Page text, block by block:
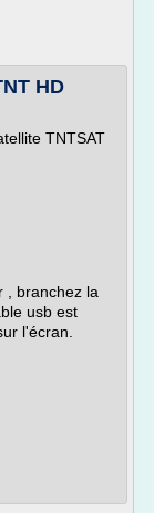
HD
TNTSAT
, branchez la
usb est
l'écran.